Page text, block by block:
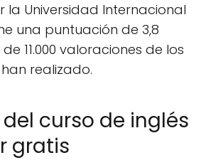
la Universidad Internacional
una puntuación de 3,8
11.000 valoraciones de los
realizado.
curso de inglés
gratis